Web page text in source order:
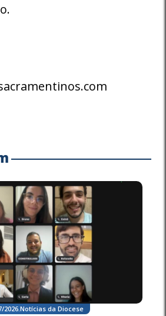
2026. Notícias da Diocese